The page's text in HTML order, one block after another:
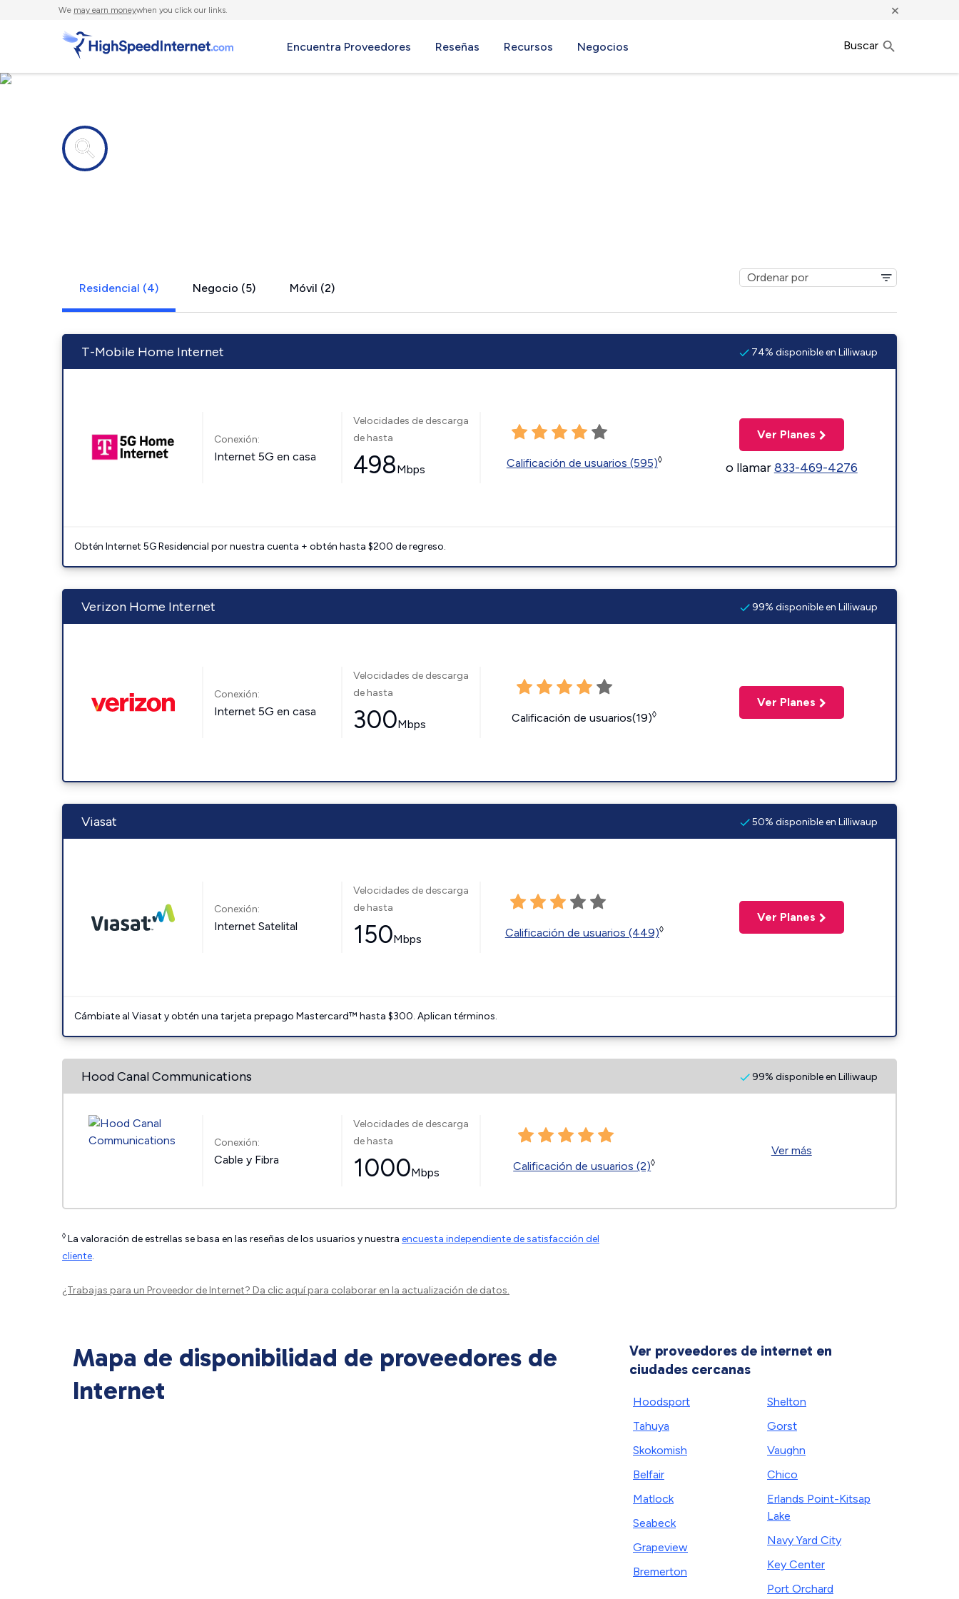
We may earn moneywhen you click our links. ×
Encuentra Proveedores Reseñas Recursos Negocios Buscar
Residencial (4) Negocio (5) Móvil (2)
T-Mobile Home Internet 74% disponible en Lilliwaup
Conexión:
Internet 5G en casa
Velocidades de descarga
de hasta
498Mbps Calificación de usuarios (595)◊
Ver Planes
o llamar833-469-4276
Obtén Internet 5G Residencial por nuestra cuenta + obtén hasta $200 de regreso.
Verizon Home Internet 99% disponible en Lilliwaup
Conexión:
Internet 5G en casa
Velocidades de descarga
de hasta
300Mbps Calificación de usuarios(19)◊
Ver Planes
Viasat 50% disponible en Lilliwaup
Conexión:
Internet Satelital
Velocidades de descarga
de hasta
150Mbps Calificación de usuarios (449)◊
Ver Planes
Cámbiate al Viasat y obtén una tarjeta prepago Mastercard™ hasta $300. Aplican términos.
Hood Canal Communications 99% disponible en Lilliwaup
Conexión:
Cable y Fibra
Velocidades de descarga
de hasta
1000Mbps Calificación de usuarios (2)◊
Ver más
◊ La valoración de estrellas se basa en las reseñas de los usuarios y nuestra encuesta independiente de satisfacción del
cliente.
¿Trabajas para un Proveedor de Internet? Da clic aquípara colaborar en la actualización de datos.
Mapa de disponibilidad de proveedores de
Internet
Ver proveedores de internet en
ciudades cercanas
Hoodsport
Tahuya
Skokomish
Belfair
Matlock
Seabeck
Grapeview
Bremerton
Shelton
Gorst
Vaughn
Chico
Erlands Point-Kitsap
Lake
Navy Yard City
Key Center
Port Orchard